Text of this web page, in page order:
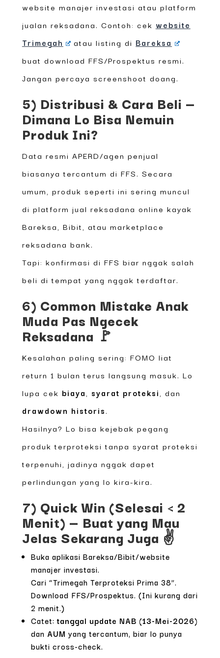
website manajer investasi atau platform
jualan reksadana. Contoh: cek website
Trimegah
atau listing di Bareksa
buat download FFS/Prospektus resmi.
Jangan percaya screenshoot doang.
5) Distribusi & Cara Beli —
Dimana Lo Bisa Nemuin
Produk Ini?
Data resmi APERD/agen penjual
biasanya tercantum di FFS. Secara
umum, produk seperti ini sering muncul
di platform jual reksadana online kayak
Bareksa, Bibit, atau marketplace
reksadana bank.
Tapi: konfirmasi di FFS biar nggak salah
beli di tempat yang nggak terdaftar.
6) Common Mistake Anak
Muda Pas Ngecek
Reksadana 🚩
Kesalahan paling sering: FOMO liat
return 1 bulan terus langsung masuk. Lo
lupa cek biaya syarat proteksi , dan
drawdown historis.
Hasilnya? Lo bisa kejebak pegang
produk terproteksi tanpa syarat proteksi
terpenuhi, jadinya nggak dapet
perlindungan yang lo kira-kira.
7) Quick Win (Selesai < 2
Menit) — Buat yang Mau
Jelas Sekarang Juga ✌️
Buka aplikasi Bareksa/Bibit/website
manajer investasi.
Cari “Trimegah Terproteksi Prima 38”.
Download FFS/Prospektus. (Ini kurang dari
2 menit.)
Catet:tanggal update NAB (13-Mei-2026)
dan AUM yang tercantum, biar lo punya
bukti cross-check.